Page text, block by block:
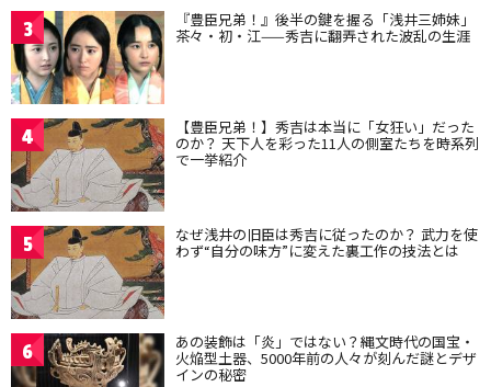
3 『豊臣兄弟！』後半の鍵を握る「浅井三姉妹」
茶々・初・江——秀吉に翻弄された波乱の生涯
4 【豊臣兄弟！】秀吉は本当に「女狂い」だった
のか？ 天下人を彩った11人の側室たちを時系列
で一挙紹介
5 なぜ浅井の旧臣は秀吉に従ったのか？ 武力を使
わず“自分の味方”に変えた裏工作の技法とは
6 あの装飾は「炎」ではない？縄文時代の国宝・
火焔型土器、5000年前の人々が刻んだ謎とデザ
インの秘密